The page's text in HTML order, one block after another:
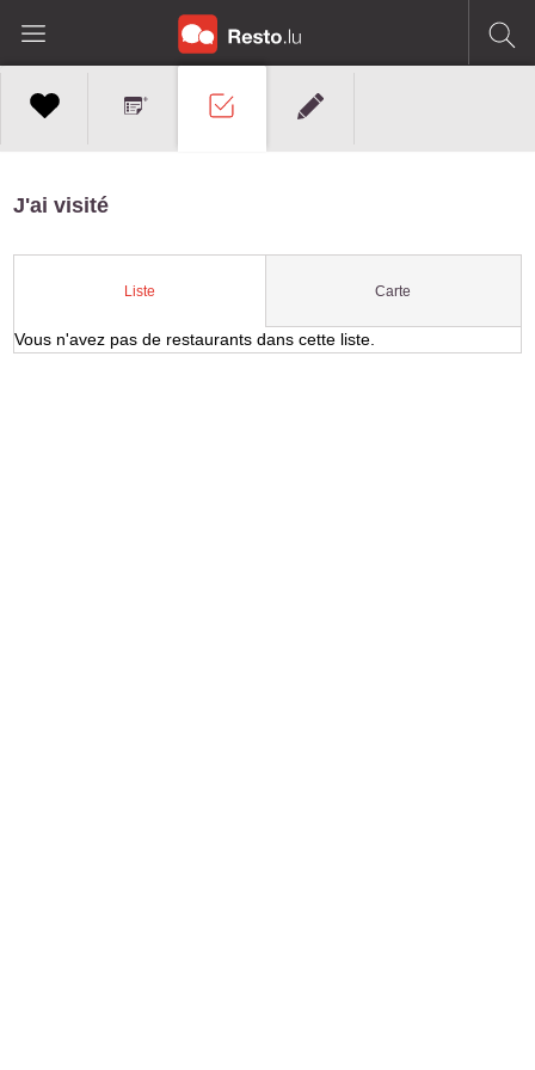
J'ai visité
Liste Carte
Vous n'avez pas de restaurants dans cette liste.